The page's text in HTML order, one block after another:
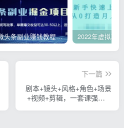
微头条副业赚钱教程，项目单号单天做到50-100+收益
下一篇
剧本+镜头+风格+角色+场景
+视频+剪辑，一套课强化AI